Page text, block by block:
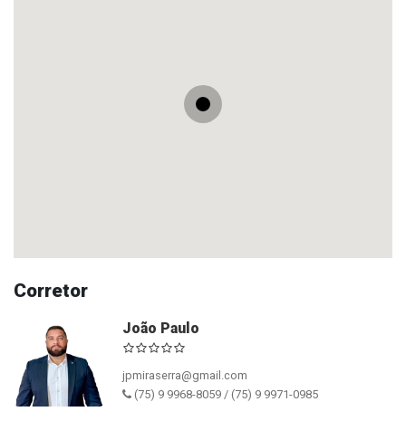
Corretor
João Paulo
jpmiraserra@gmail.com
(75) 9 9968-8059 / (75) 9 9971-0985